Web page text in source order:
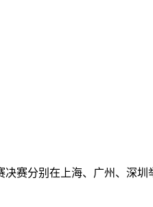
赛分别在上海、广州、深圳